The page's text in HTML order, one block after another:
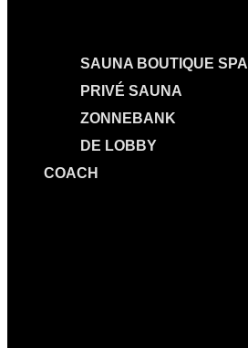
SAUNA BOUTIQUE SPA
PRIVÉ SAUNA
ZONNEBANK
DE LOBBY
COACH